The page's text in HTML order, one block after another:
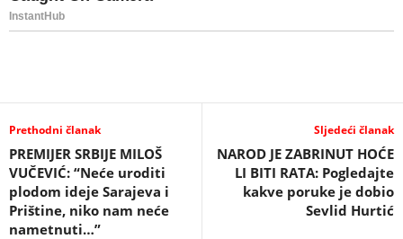
Prethodni članak
PREMIJER SRBIJE MILOŠ
VUČEVIĆ: “Neće uroditi
plodom ideje Sarajeva i
Prištine, niko nam neće
nametnuti…”
Sljedeći članak
NAROD JE ZABRINUT HOĆE
LI BITI RATA: Pogledajte
kakve poruke je dobio
Sevlid Hurtić